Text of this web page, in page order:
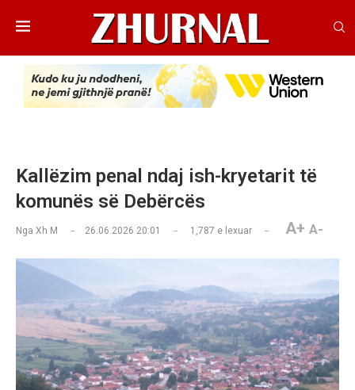
Kallëzim penal ndaj ish-kryetarit të
komunës së Debërcës
Nga Xh M 26.06.2026 20:01 1,787 e lexuar A+ A-